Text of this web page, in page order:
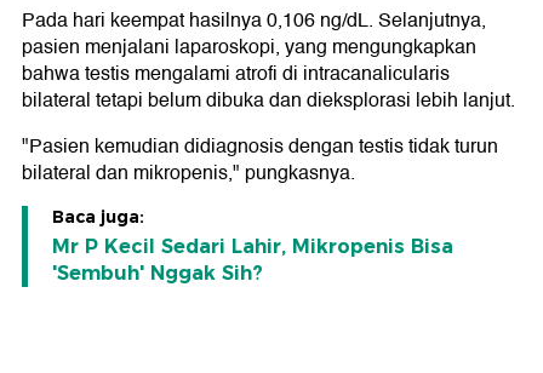
Pada hari keempat hasilnya 0,106 ng/dL. Selanjutnya,
pasien menjalani laparoskopi, yang mengungkapkan
bahwa testis mengalami atrofi di intracanalicularis
bilateral tetapi belum dibuka dan dieksplorasi lebih lanjut.
"Pasien kemudian didiagnosis dengan testis tidak turun
bilateral dan mikropenis," pungkasnya.
Baca juga:
Mr P Kecil Sedari Lahir, Mikropenis Bisa
'Sembuh' Nggak Sih?